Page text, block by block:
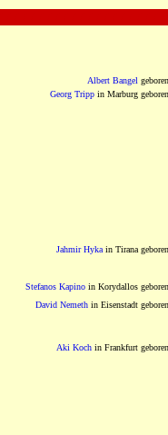
Albert Bangel geboren
Georg Tripp in Marburg geboren
Jahmir Hyka in Tirana geboren
Stefanos Kapino in Korydallos geboren
David Nemeth in Eisenstadt geboren
Aki Koch in Frankfurt geboren